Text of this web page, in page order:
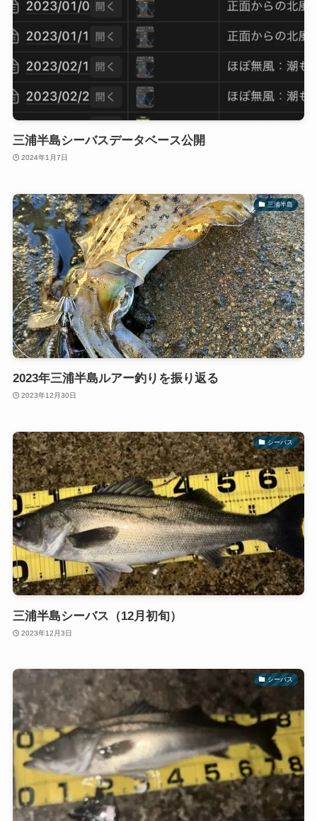
三浦半島シーバスデータベース公開
2024年1月7日
三浦半島
2023年三浦半島ルアー釣りを振り返る
2023年12月30日
シーバス
三浦半島シーバス（12月初旬）
2023年12月3日
シーバス